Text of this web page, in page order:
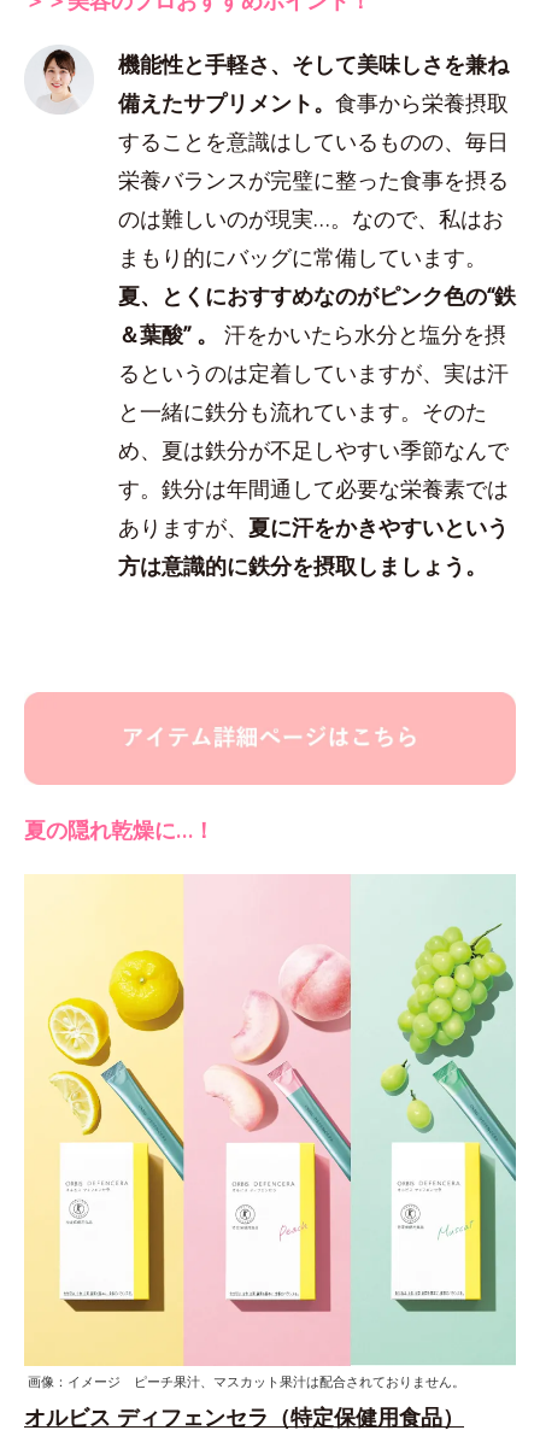
機能性と手軽さ、そして美味しさを兼ね
備えたサプリメント。食事から栄養摂取
することを意識はしているものの、毎日
栄養バランスが完璧に整った食事を摂る
のは難しいのが現実…。なので、私はお
まもり的にバッグに常備しています。
夏、とくにおすすめなのがピンク色の“鉄
＆葉酸” 。汗をかいたら水分と塩分を摂
るというのは定着していますが、実は汗
と一緒に鉄分も流れています。そのた
め、夏は鉄分が不足しやすい季節なんで
す。鉄分は年間通して必要な栄養素では
ありますが、 夏に汗をかきやすいという
方は意識的に鉄分を摂取しましょう。
夏の隠れ乾燥に…！
画像：イメージ ピーチ果汁、マスカット果汁は配合されておりません。
オルビス ディフェンセラ（特定保健用食品）